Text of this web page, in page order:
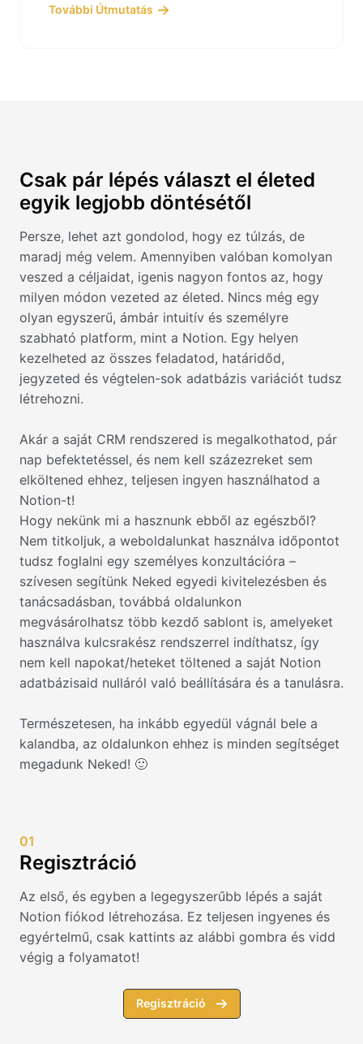
További Útmutatás
Csak pár lépés választ el életed
egyik legjobb döntésétől
Persze, lehet azt gondolod, hogy ez túlzás, de
maradj még velem. Amennyiben valóban komolyan
veszed a céljaidat, igenis nagyon fontos az, hogy
milyen módon vezeted az életed. Nincs még egy
olyan egyszerű, ámbár intuitív és személyre
szabható platform, mint a Notion. Egy helyen
kezelheted az összes feladatod, határidőd,
jegyzeted és végtelen-sok adatbázis variációt tudsz
létrehozni.
Akár a saját CRM rendszered is megalkothatod, pár
nap befektetéssel, és nem kell százezreket sem
elköltened ehhez, teljesen ingyen használhatod a
Notion-t!
Hogy nekünk mi a hasznunk ebből az egészből?
Nem titkoljuk, a weboldalunkat használva időpontot
tudsz foglalni egy személyes konzultációra –
szívesen segítünk Neked egyedi kivitelezésben és
tanácsadásban, továbbá oldalunkon
megvásárolhatsz több kezdő sablont is, amelyeket
használva kulcsrakész rendszerrel indíthatsz, így
nem kell napokat/heteket töltened a saját Notion
adatbázisaid nulláról való beállítására és a tanulásra.
Természetesen, ha inkább egyedül vágnál bele a
kalandba, az oldalunkon ehhez is minden segítséget
megadunk Neked! 🙂
01
Regisztráció
Az első, és egyben a legegyszerűbb lépés a saját
Notion fiókod létrehozása. Ez teljesen ingyenes és
egyértelmű, csak kattints az alábbi gombra és vidd
végig a folyamatot!
Regisztráció